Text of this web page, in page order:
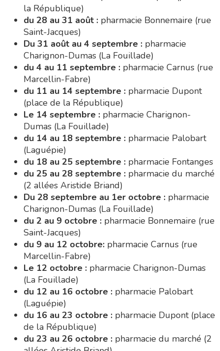
la République)
du 28 au 31 août : pharmacie Bonnemaire (rue
Saint-Jacques)
Du 31 août au 4 septembre : pharmacie
Charignon-Dumas (La Fouillade)
du 4 au 11 septembre : pharmacie Carnus (rue
Marcellin-Fabre)
du 11 au 14 septembre : pharmacie Dupont
(place de la République)
Le 14 septembre : pharmacie Charignon-
Dumas (La Fouillade)
du 14 au 18 septembre : pharmacie Palobart
(Laguépie)
du 18 au 25 septembre : pharmacie Fontanges
du 25 au 28 septembre : pharmacie du marché
(2 allées Aristide Briand)
Du 28 septembre au 1er octobre : pharmacie
Charignon-Dumas (La Fouillade)
du 2 au 9 octobre : pharmacie Bonnemaire (rue
Saint-Jacques)
du 9 au 12 octobre: pharmacie Carnus (rue
Marcellin-Fabre)
Le 12 octobre : pharmacie Charignon-Dumas
(La Fouillade)
du 12 au 16 octobre : pharmacie Palobart
(Laguépie)
du 16 au 23 octobre : pharmacie Dupont (place
de la République)
du 23 au 26 octobre : pharmacie du marché (2